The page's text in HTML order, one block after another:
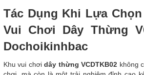
Tác Dụng Khi Lựa
Vui Chơi Dây Thừng
Dochoikinhbac
Khu vui chơidây thừng VCDTKB02 không